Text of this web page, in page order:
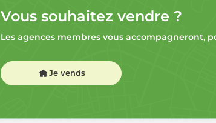
Vous souhaitez vendre ?
Les agences membres vous accompagneront,
Je vends